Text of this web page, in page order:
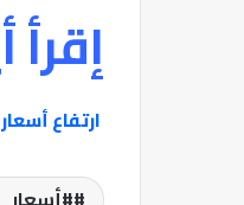
إقرأ
ارتفاع